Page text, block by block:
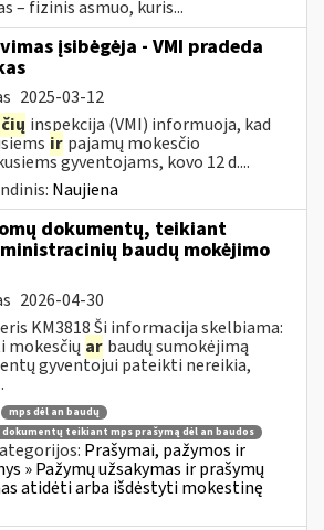
– fizinis asmuo, kuris...
įsibėgėja - VMI pradeda
2025-03-12
inspekcija (VMI) informuoja, kad
ir pajamų mokesčio
gyventojams, kovo 12 d....
Naujiena
dokumentų, teikiant
baudų mokėjimo
2026-04-30
KM3818 Ši informacija skelbiama:
mokesčių ar baudų sumokėjimą
gyventojui pateikti nereikia,
mps dėl an baudų
teikiant mps prašymą dėl an baudos
Prašymai, pažymos ir
» Pažymų užsakymas ir prašymų
atidėti arba išdėstyti mokestinę